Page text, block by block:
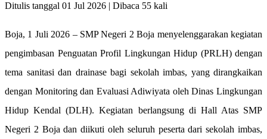
Ditulis tanggal 01 Jul 2026 | Dibaca 55 kali
Boja, 1 Juli 2026 – SMP Negeri 2 Boja menyelenggarakan kegiatan
pengimbasan Penguatan Profil Lingkungan Hidup (PRLH) dengan
tema sanitasi dan drainase bagi sekolah imbas, yang dirangkaikan
dengan Monitoring dan Evaluasi Adiwiyata oleh Dinas Lingkungan
Hidup Kendal (DLH). Kegiatan berlangsung di Hall Atas SMP
Negeri 2 Boja dan diikuti oleh seluruh peserta dari sekolah imbas,